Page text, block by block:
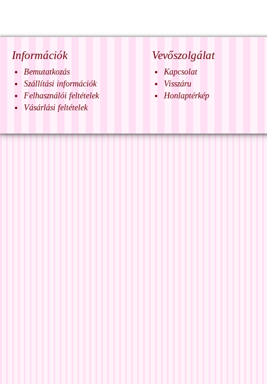
Információk
Bemutatkozás
Szállítási információk
Felhasználói feltételek
Vásárlási feltételek
Vevőszolgálat
Kapcsolat
Visszáru
Honlaptérkép